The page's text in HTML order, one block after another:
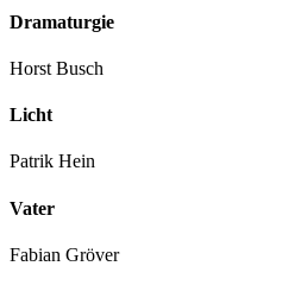
Dramaturgie
Horst Busch
Licht
Patrik Hein
Vater
Fabian Gröver